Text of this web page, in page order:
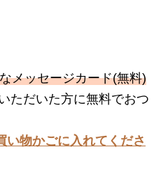
メッセージカード(無料)
ただいた方に無料でおつ
い物かごに入れてくださ